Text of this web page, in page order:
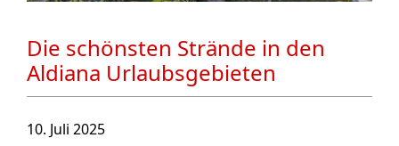
Die schönsten Strände in den
Aldiana Urlaubsgebieten
10. Juli 2025